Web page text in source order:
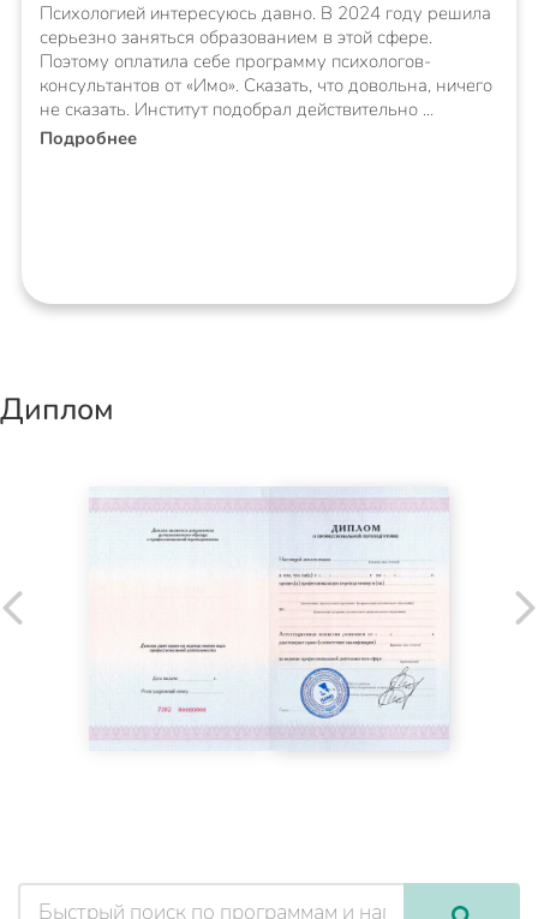
Психологией интересуюсь давно. В 2024 году решила
серьезно заняться образованием в этой сфере.
Поэтому оплатила себе программу психологов-
консультантов от «Имо». Сказать, что довольна, ничего
не сказать. Институт подобрал действительно
Подробнее
Диплом